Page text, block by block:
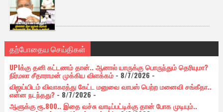
தற்போதைய செய்திகள்
UPIக்கு தனி கட்டணம் தான்.. ஆனால் யாருக்கு பொருந்தும் தெரியுமா?
நிர்மலா சீதாராமன் முக்கிய விளக்கம்- 8/7/2026 -
விஜய்யிடம் விவாகரத்து கேட்ட மனுவை வாபஸ் பெற்ற மனைவி சங்கீதா..
என்ன நடந்தது?- 8/7/2026 -
ஆளுக்கு ரூ.800.. இதை வச்சு வாடிப்பட்டிக்கு தான் போக முடியும்..